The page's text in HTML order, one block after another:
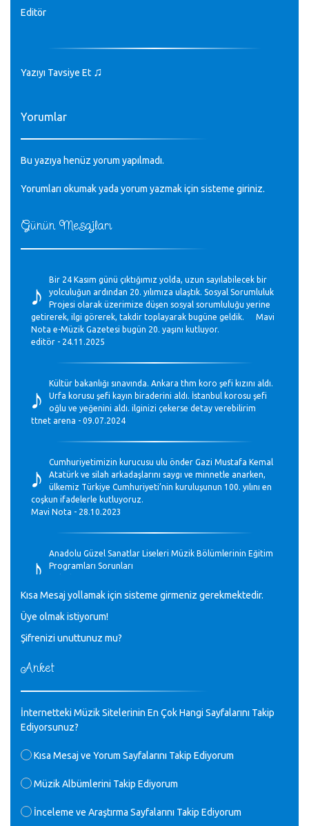
Günün Mesajları
♪
Bir 24 Kasım günü çıktığımız yolda, uzun sayılabilecek bir
yolculuğun ardından 20. yılımıza ulaştık. Sosyal Sorumluluk
Projesi olarak üzerimize düşen sosyal sorumluluğu yerine
getirerek, ilgi görerek, takdir toplayarak bugüne geldik. Mavi
Nota e-Müzik Gazetesi bugün 20. yaşını kutluyor.
editör - 24.11.2025
♪
Kültür bakanlığı sınavında. Ankara thm koro şefi kızını aldı.
Urfa korusu şefi kayın biraderini aldı. İstanbul korosu şefi
oğlu ve yeğenini aldı. ilginizi çekerse detay verebilirim
ttnet arena - 09.07.2024
♪
Cumhuriyetimizin kurucusu ulu önder Gazi Mustafa Kemal
Atatürk ve silah arkadaşlarını saygı ve minnetle anarken,
ülkemiz Türkiye Cumhuriyeti’nin kuruluşunun 100. yılını en
coşkun ifadelerle kutluyoruz.
Mavi Nota - 28.10.2023
♪
Anadolu Güzel Sanatlar Liseleri Müzik Bölümlerinin Eğitim
Programları Sorunları
♪
GEÇMİŞ OLSUN TÜRKİYE!
Mavi Nota - 07.02.2023
♪
30 yıl sonra karşılaşmak çok güzel Kurtuluş, teveccüh
M.Semih Baylan - 08.01.2023
♪
Değerli Müfit hocama en içten sevgi saygılarımı iletin
yaptım.1994 yılında derginin bu daldaki ödülüne layık
görülmüştüm evde yıllar sonra plaketi buldum hadi bir
de verdiği ödülü değerli hocam arşivinde fotoğraf larımız ile
Kısa Mesaj yollamak için sisteme girmeniz gerekmektedir.
Üye olmak istiyorum!
Şifrenizi unuttunuz mu?
Anket
İnternetteki Müzik Sitelerinin En Çok Hangi Sayfalarını Takip
Ediyorsunuz?
Kısa Mesaj ve Yorum Sayfalarını Takip Ediyorum
Müzik Albümlerini Takip Ediyorum
İnceleme ve Araştırma Sayfalarını Takip Ediyorum
Editör
Yazıyı Tavsiye Et ♫
Yorumlar
Bu yazıya henüz yorum yapılmadı.
Yorumları okumak yada yorum yazmak için sisteme giriniz.